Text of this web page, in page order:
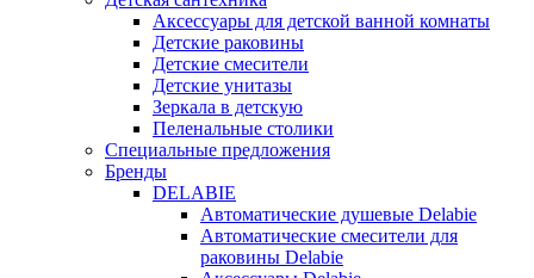
Аксессуары для детской ванной комнаты
Детские раковины
Детские смесители
Детские унитазы
Зеркала в детскую
Пеленальные столики
Специальные предложения
Бренды
DELABIE
Автоматические душевые Delabie
Автоматические смесители для
раковины Delabie